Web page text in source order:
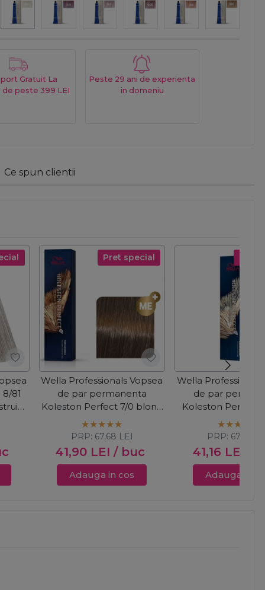
Gratuit La
de peste 399 LEI
Peste 29 ani de experienta
in domeniu
Ce spun clientii
81
Pret special
Wella Professionals Vopsea
de par permanenta
Koleston Perfect 7/0 blond
mediu 60ml
41,90 LEI / buc
PRP: 67,68 LEI
Adauga in cos
Wella
de par
Koleston Perfect
Blonde 12/96
violet 60ml
41,16 LEI
PRP: 67,68
Adauga in